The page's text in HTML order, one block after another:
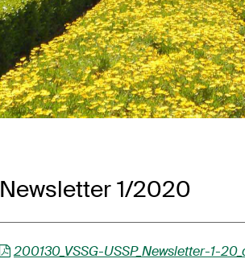
Newsletter 1/2020
200130_VSSG-USSP_Newsletter-1-